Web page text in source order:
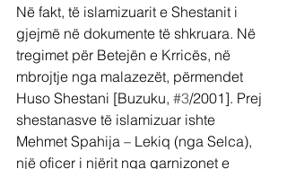
Në fakt, të islamizuarit e Shestanit i
gjejmë në dokumente të shkruara. Në
tregimet për Betejën e Krricës, në
mbrojtje nga malazezët, përmendet
Huso Shestani [Buzuku, #3/2001]. Prej
shestanasve të islamizuar ishte
Mehmet Spahija – Lekiq (nga Selca),
një oficer i njërit nga garnizonet e